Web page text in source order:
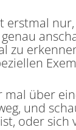
erstmal
zu
mal über
und
oder sich